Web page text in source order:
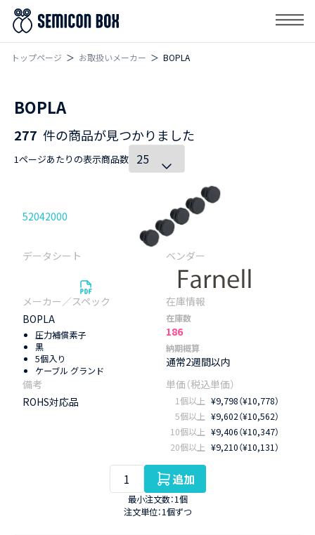
トップページ お取扱いメーカー BOPLA
BOPLA
277 件の商品が見つかりました
1ページあたりの表示商品数
52042000
BOPLA
圧力補償素子
黒
5個入り
ケーブル グランド
在庫数
186
納期概算
通常2週間以内
ROHS対応品 1個以上 ¥9,798（¥10,778）
5個以上 ¥9,602（¥10,562）
10個以上 ¥9,406（¥10,347）
20個以上 ¥9,210（¥10,131）
追加
最小注文数：1個
注文単位：1個ずつ